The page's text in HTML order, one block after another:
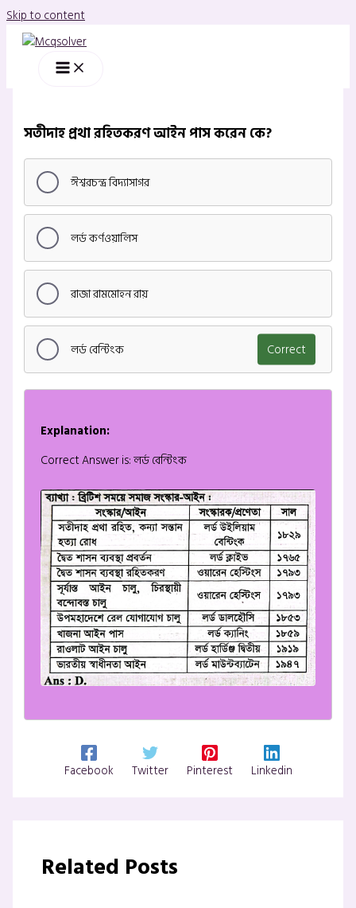
Skip to content
সতীদাহ প্রথা রহিতকরণ আইন পাস করেন কে?
ঈশ্বরচন্দ্র বিদ্যাসাগর
লর্ড কর্ণওয়ালিস
রাজা রামমোহন রায়
লর্ড বেন্টিংক Correct
Explanation:
Correct Answer is: লর্ড বেন্টিংক
Facebook Twitter Pinterest Linkedin
Related Posts